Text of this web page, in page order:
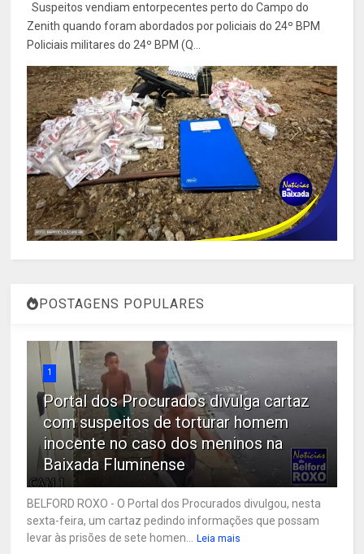
Suspeitos vendiam entorpecentes perto do Campo do
Zenith quando foram abordados por policiais do 24º BPM
Policiais militares do 24º BPM (Q...
POSTAGENS POPULARES
1
Portal dos Procurados divulga cartaz
com suspeitos de torturar homem
inocente no caso dos meninos na
Baixada Fluminense
BELFORD ROXO - O Portal dos Procurados divulgou, nesta
sexta-feira, um cartaz pedindo informações que possam
levar às prisões de sete homen...
Leia mais